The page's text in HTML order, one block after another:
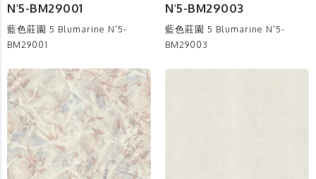
N'5-BM29001
藍色莊園 5 Blumarine N'5-
BM29001
N'5-BM29003
藍色莊園 5 Blumarine N'5-
BM29003